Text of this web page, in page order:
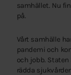
samhället. Nu
på.
Vårt samhälle
pandemi och
och jobb.
rädda